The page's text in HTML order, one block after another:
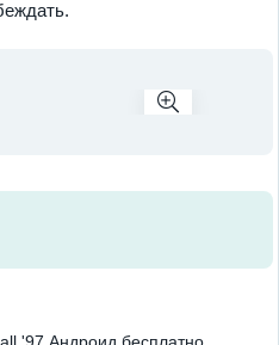
'97 Андроид бесплатно